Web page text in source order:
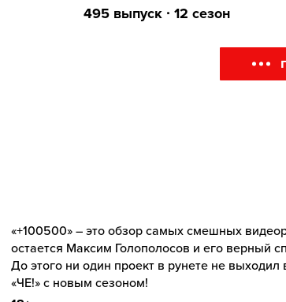
495 выпуск ∙ 12 сезон
«+100500» – это обзор самых смешных
остается Максим Голополосов и его верный
До этого ни один проект в рунете не
«ЧЕ!» с новым сезоном!